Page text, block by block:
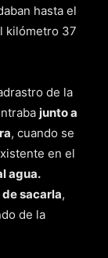
hasta el
kilómetro 37
de la
junto a
, cuando se
en el
agua.
sacarla,
de la